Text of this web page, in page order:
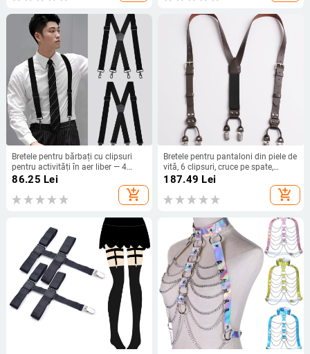
Bretele pentru bărbați cu clipsuri
pentru activități în aer liber — 4
clipsuri, reglabile, curele încrucișate,
elasticitate ridicată, panglică
poliester
86.25 Lei
add_shopping_cart
Bretele pentru pantaloni din piele de
vită, 6 clipsuri, cruce pe spate,
reglabil, unisex adulți
187.49 Lei
add_shopping_cart